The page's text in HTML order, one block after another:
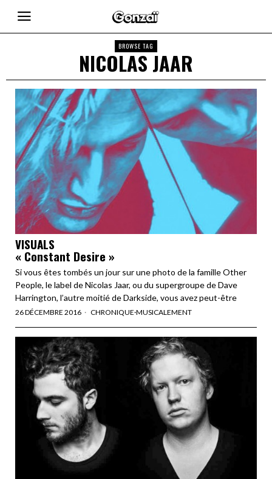
BROWSE TAG
NICOLAS JAAR
VISUALS
« Constant Desire »
Si vous êtes tombés un jour sur une photo de la famille Other
People, le label de Nicolas Jaar, ou du supergroupe de Dave
Harrington, l’autre moitié de Darkside, vous avez peut-être
26 DÉCEMBRE 2016 CHRONIQUE·MUSICALEMENT